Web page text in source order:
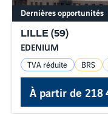
LILLE (59)
EDENIUM
Dernières opportunités
TVA réduite BRS
À partir de218